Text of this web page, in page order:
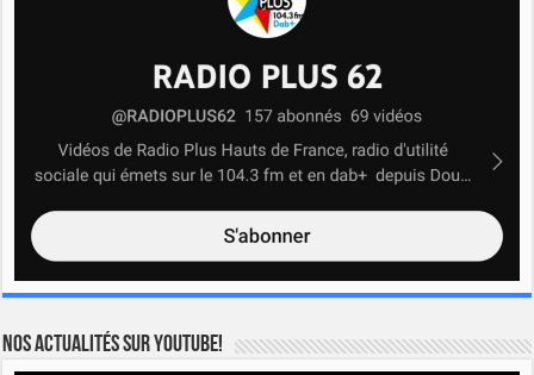
Nos actualités sur YOUTUBE!